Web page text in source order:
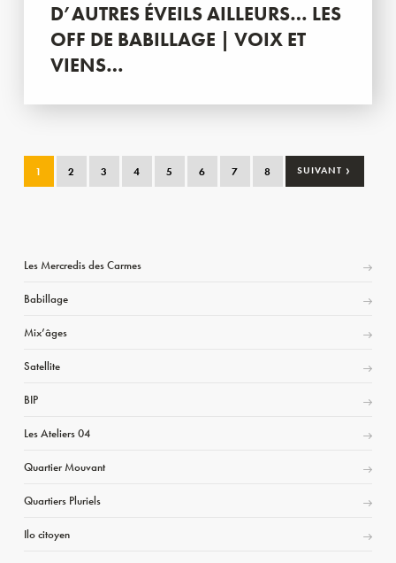
D’AUTRES ÉVEILS AILLEURS… LES
OFF DE BABILLAGE | VOIX ET
VIENS…
1 2 3 4 5 6 7 8 SUIVANT ›
Les Mercredis des Carmes
Babillage
Mix’âges
Satellite
BIP
Les Ateliers 04
Quartier Mouvant
Quartiers Pluriels
Ilo citoyen